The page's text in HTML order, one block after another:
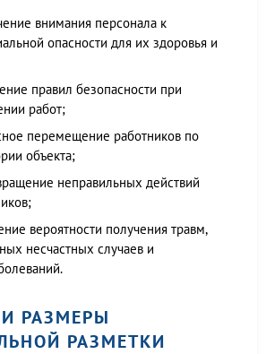
внимания персонала к
опасности для их здоровья и
правил безопасности при
работ;
перемещение работников по
объекта;
неправильных действий
вероятности получения травм,
несчастных случаев и
РАЗМЕРЫ
РАЗМЕТКИ